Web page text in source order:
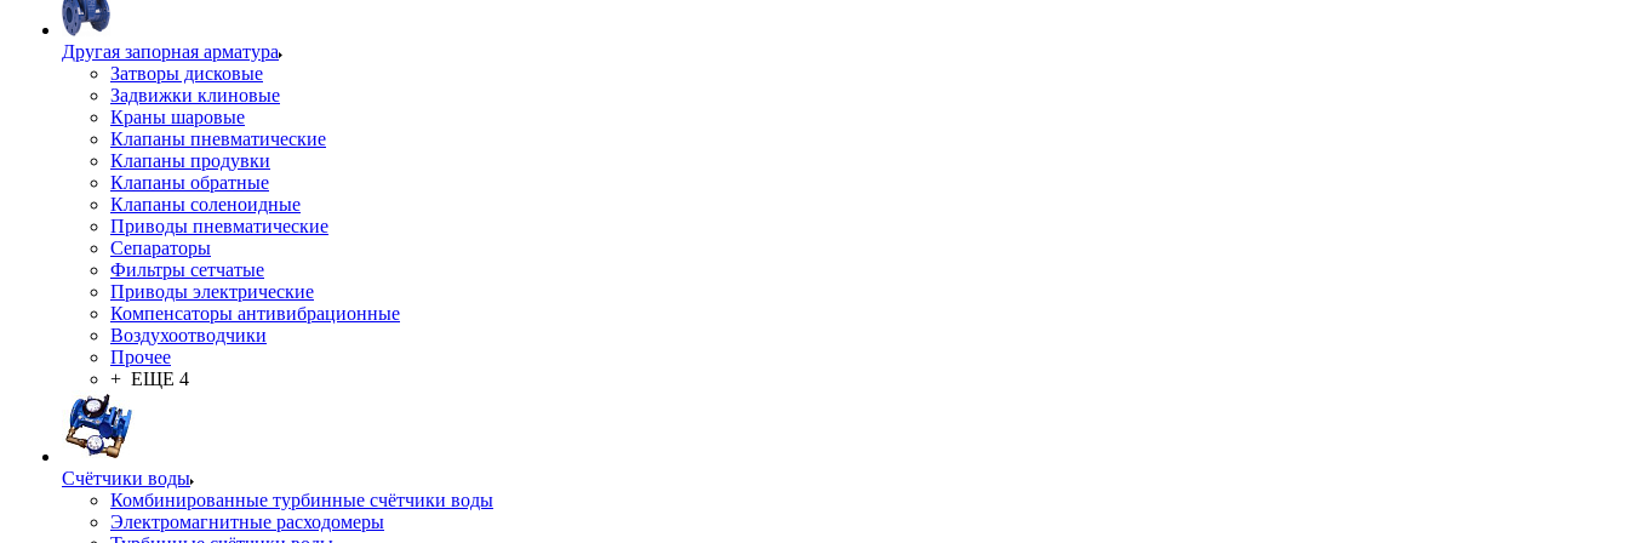
Другая запорная арматура
Затворы дисковые
Задвижки клиновые
Краны шаровые
Клапаны пневматические
Клапаны продувки
Клапаны обратные
Клапаны соленоидные
Приводы пневматические
Сепараторы
Фильтры сетчатые
Приводы электрические
Компенсаторы антивибрационные
Воздухоотводчики
Прочее
+ ЕЩЕ 4
Счётчики воды
Комбинированные турбинные счётчики воды
Электромагнитные расходомеры